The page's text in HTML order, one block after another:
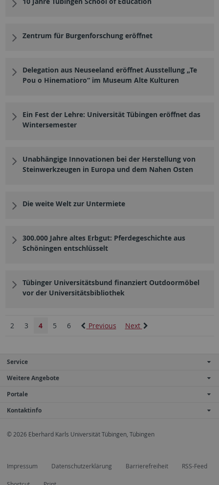
Zentrum für Burgenforschung eröffnet
Delegation aus Neuseeland eröffnet Ausstellung „Te
Pou o Hinematioro“ im Museum Alte Kulturen
Ein Fest der Lehre: Universität Tübingen eröffnet das
Wintersemester
Unabhängige Innovationen bei der Herstellung von
Steinwerkzeugen in Europa und dem Nahen Osten
Die weite Welt zur Untermiete
300.000 Jahre altes Erbgut: Pferdegeschichte aus
Schöningen entschlüsselt
Tübinger Universitätsbund finanziert Outdoormöbel
vor der Universitätsbibliothek
Previous
2 3 4 5 6 Next
Service
Weitere Angebote
Portale
Kontaktinfo
© 2026 Eberhard Karls Universität Tübingen, Tübingen
Impressum Datenschutzerklärung Barrierefreiheit RSS-Feed